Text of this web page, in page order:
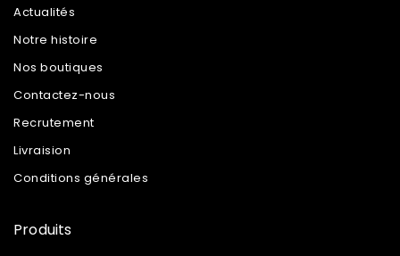
Actualités
Notre histoire
Nos boutiques
Contactez-nous
Recrutement
Livraision
Conditions générales
Produits